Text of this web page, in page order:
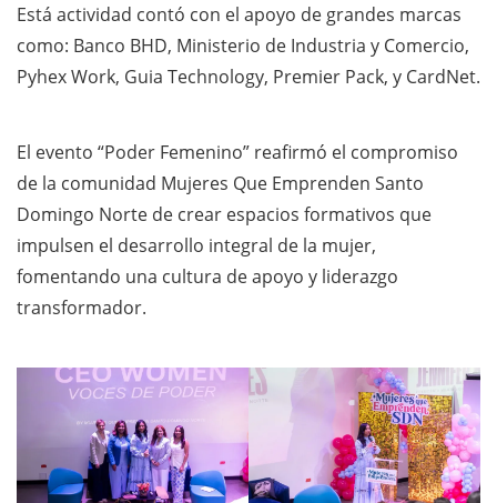
Está actividad contó con el apoyo de grandes marcas
como: Banco BHD, Ministerio de Industria y Comercio,
Pyhex Work, Guia Technology, Premier Pack, y CardNet.
El evento “Poder Femenino” reafirmó el compromiso
de la comunidad Mujeres Que Emprenden Santo
Domingo Norte de crear espacios formativos que
impulsen el desarrollo integral de la mujer,
fomentando una cultura de apoyo y liderazgo
transformador.